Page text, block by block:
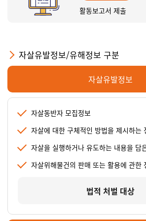
활동보고서 제출
자살유발정보/유해정보 구분
자살유발정보
자살동반자 모집정보
자살에 대한 구체적인 방법을 제시하는
자살을 실행하거나 유도하는 내용을 담
자살위해물건의 판매 또는 활용에 관한
법적 처벌 대상